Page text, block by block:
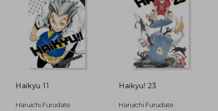
Haikyu 11
Haruichi Furudate
Haikyu! 23
Haruichi Furudate